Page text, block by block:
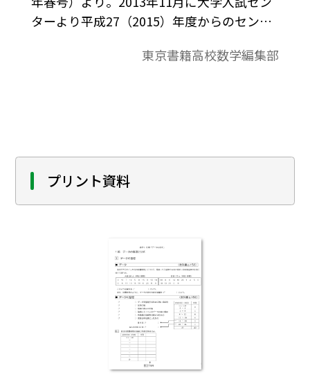
ターより平成27（2015）年度からのセンタ
れました。ここでは数学Ⅰ「データの分析」
東京書籍高校数学編集部
プリント資料